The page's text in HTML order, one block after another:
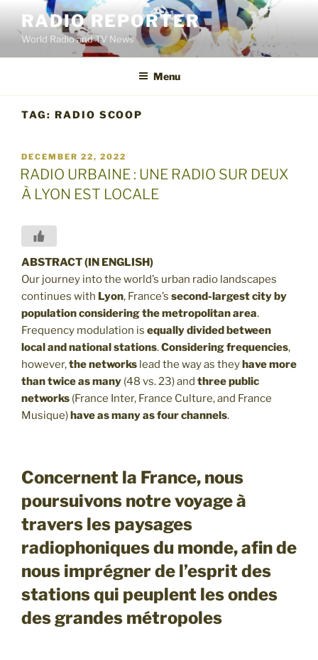
content
RADIO REPORTER
World Radio and TV News
Menu
TAG: RADIO SCOOP
POSTED
ON
DECEMBER 22, 2022
RADIO URBAINE : UNE RADIO SUR DEUX
À LYON EST LOCALE
ABSTRACT (IN ENGLISH)
Our journey into the world’s urban radio landscapes
continues with Lyon, France’s second-largest city by
populationconsidering the metropolitan area.
Frequency modulation is equally divided between
local and national stations.Considering frequencies,
however,the networks lead the way as theyhave more
than twice as many (48 vs. 23) and three public
networks (France Inter, France Culture, and France
Musique)have as many as four channels.
Concernent la France, nous
poursuivons notre voyage à
travers les paysages
radiophoniques du monde, afin de
nous imprégner de l’esprit des
stations qui peuplent les ondes
des grandes métropoles